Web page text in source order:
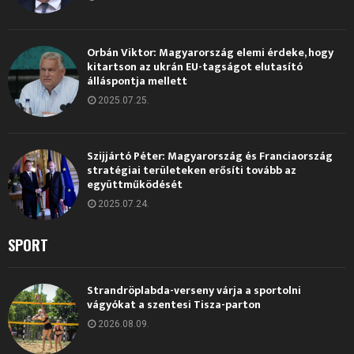
Orbán Viktor: Magyarország elemi érdeke, hogy
kitartson az ukrán EU-tagságot elutasító
álláspontja mellett
2025.07.25.
Szijjártó Péter: Magyarország és Franciaország
stratégiai területeken erősíti tovább az
együttműködését
2025.07.24.
SPORT
Strandröplabda-verseny várja a sportolni
vágyókat a szentesi Tisza-parton
2026.08.09.